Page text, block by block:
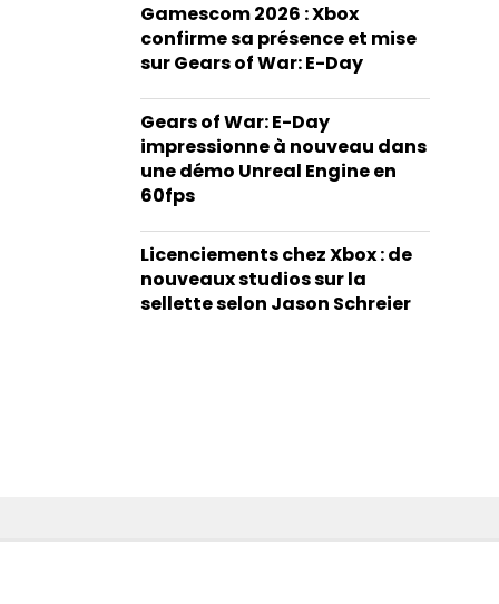
Gamescom 2026 : Xbox
confirme sa présence et mise
sur Gears of War: E-Day
Gears of War: E-Day
impressionne à nouveau dans
une démo Unreal Engine en
60fps
Licenciements chez Xbox : de
nouveaux studios sur la
sellette selon Jason Schreier